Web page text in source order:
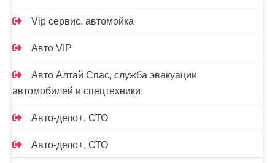
Vip сервис, автомойка
Авто VIP
Авто Алтай Спас, служба эвакуации
автомобилей и спецтехники
Авто-дело+, СТО
Авто-дело+, СТО